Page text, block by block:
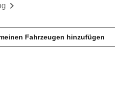
Fahrzeugen hinzufügen